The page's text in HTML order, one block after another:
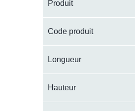
Produit
Code produit
Longueur
Hauteur